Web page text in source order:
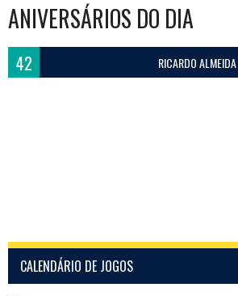
ANIVERSÁRIOS DO DIA
42 RICARDO ALMEIDA
CALENDÁRIO DE JOGOS